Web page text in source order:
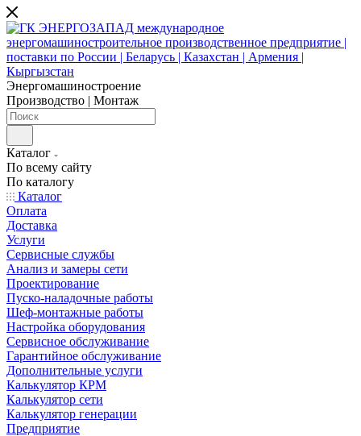
Энергомашиностроение
Производство | Монтаж
Каталог
По всему сайту
По каталогу
Каталог
Оплата
Доставка
Услуги
Сервисные службы
Анализ и замеры сети
Проектирование
Пуско-наладочные работы
Шеф-монтажные работы
Настройка оборудования
Сервисное обслуживание
Гарантийное обслуживание
Дополнительные услуги
Калькулятор КРМ
Калькулятор сети
Калькулятор генерации
Предприятие